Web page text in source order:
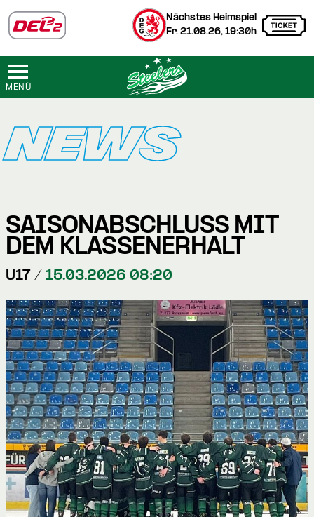
Nächstes Heimspiel
Fr. 21.08.26, 19:30h
MENÜ
NEWS
SAISONABSCHLUSS MIT
DEM KLASSENERHALT
U17 / 15.03.2026 08:20